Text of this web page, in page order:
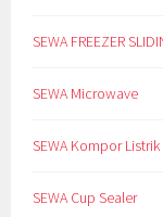
SEWA FREEZER
SEWA Microwave
SEWA Kompor
SEWA Cup Sealer